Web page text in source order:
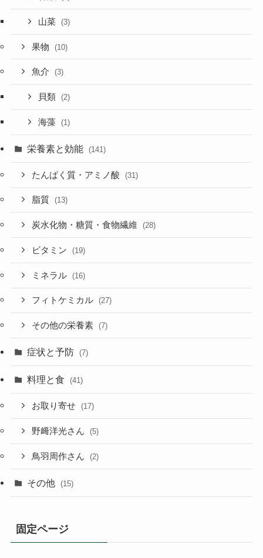
山菜 (3)
果物 (10)
魚介 (3)
貝類 (2)
海藻 (1)
栄養素と効能 (141)
たんぱく質・アミノ酸 (31)
脂質 (13)
炭水化物・糖質・食物繊維 (28)
ビタミン (19)
ミネラル (16)
フィトケミカル (27)
その他の栄養素 (7)
症状と予防 (7)
料理と食 (41)
お取り寄せ (17)
野﨑洋光さん (5)
鳥羽周作さん (2)
その他 (15)
固定ページ